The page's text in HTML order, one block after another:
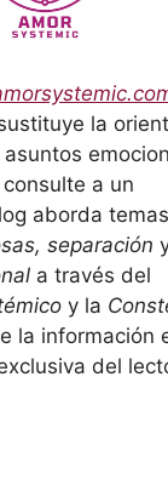
la
a un
aborda
separación
a través del
y la
la información
del